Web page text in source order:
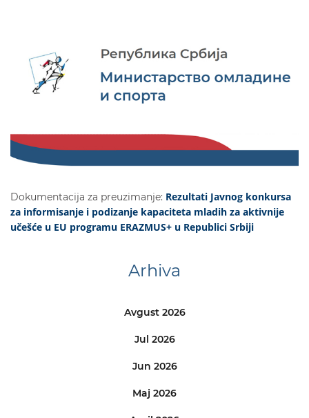
Dokumentacija za preuzimanje: Rezultati Javnog konkursa
za informisanje i podizanje kapaciteta mladih za aktivnije
učešće u EU programu ERAZMUS+ u Republici Srbiji
Arhiva
Avgust 2026
Jul 2026
Jun 2026
Maj 2026